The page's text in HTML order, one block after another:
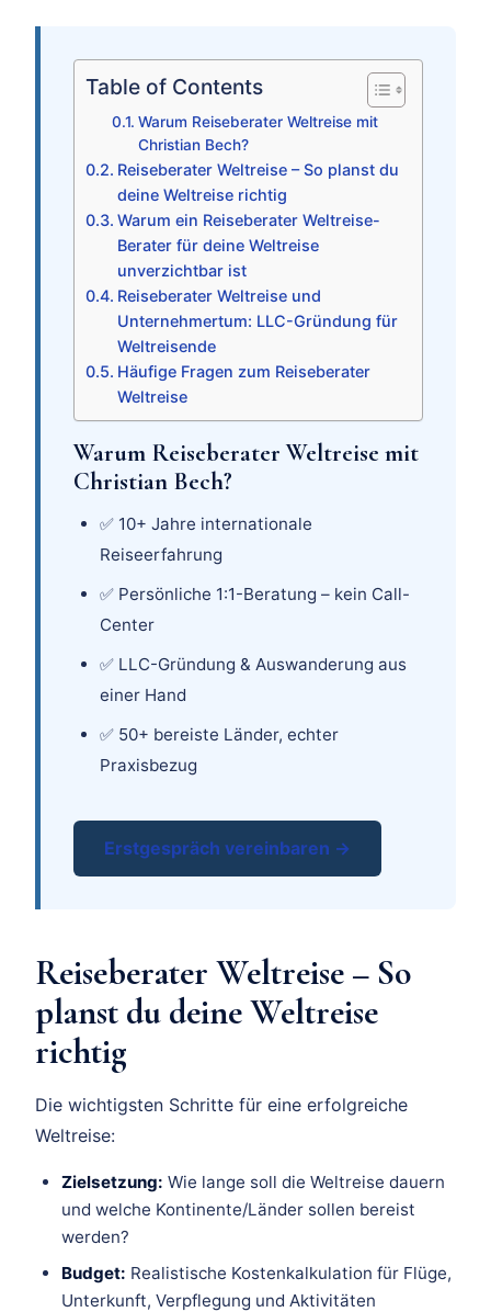
Table of Contents
Warum Reiseberater Weltreise mit
Christian Bech?
Reiseberater Weltreise – So planst du
deine Weltreise richtig
Warum ein Reiseberater Weltreise-
Berater für deine Weltreise
unverzichtbar ist
Reiseberater Weltreise und
Unternehmertum: LLC-Gründung für
Weltreisende
Häufige Fragen zum Reiseberater
Weltreise
Warum Reiseberater Weltreise mit
Christian Bech?
✅ 10+ Jahre internationale
Reiseerfahrung
✅ Persönliche 1:1-Beratung – kein Call-
Center
✅ LLC-Gründung & Auswanderung aus
einer Hand
✅ 50+ bereiste Länder, echter
Praxisbezug
Erstgespräch vereinbaren →
Reiseberater Weltreise – So
planst du deine Weltreise
richtig
Die wichtigsten Schritte für eine erfolgreiche
Weltreise:
Zielsetzung: Wie lange soll die Weltreise dauern
und welche Kontinente/Länder sollen bereist
werden?
Budget: Realistische Kostenkalkulation für Flüge,
Unterkunft, Verpflegung und Aktivitäten